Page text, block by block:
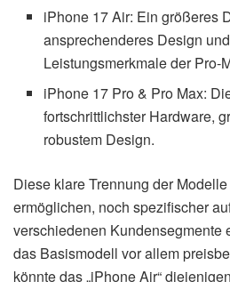
iPhone 17 Air: Ein größeres
ansprechenderes Design
Leistungsmerkmale der Pro-
iPhone 17 Pro & Pro Max:
fortschrittlichster Hardware,
robustem Design.
Diese klare Trennung der
ermöglichen, noch spezifischer
verschiedenen Kundensegmente
das Basismodell vor allem
könnte das „iPhone Air“